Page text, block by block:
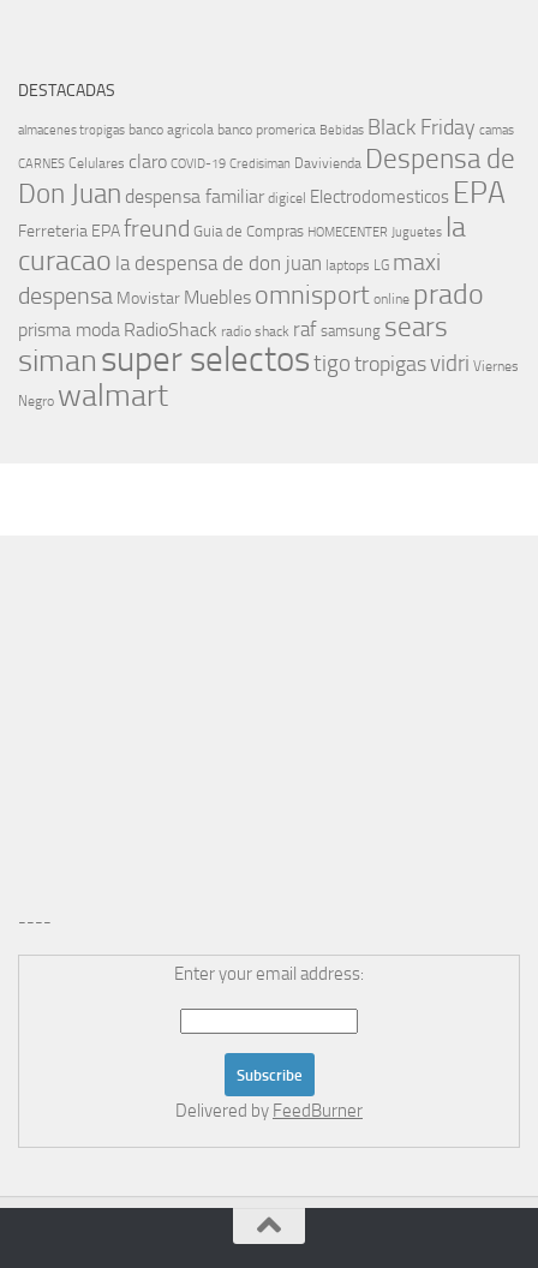
DESTACADAS
almacenes tropigas banco agricola banco promerica Bebidas Black Friday camas
CARNES Celulares claro COVID-19 Credisiman Davivienda Despensa de
Don Juan despensa familiar digicel Electrodomesticos EPA
Ferreteria EPAfreund Guia de Compras HOMECENTER Juguetes la
curacao la despensa de don juan laptops LG maxi
despensa Movistar Muebles omnisport online prado
prisma moda RadioShack radio shack raf samsung sears
simansuper selectostigotropigasvidri Viernes
Negro walmart
----
Enter your email address:
Delivered by FeedBurner